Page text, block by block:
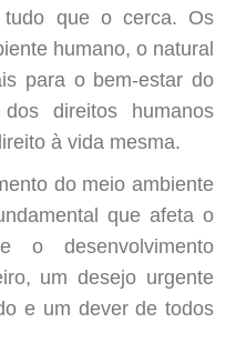
tudo que o cerca. Os
humano, o natural
para o bem-estar do
direitos humanos
à vida mesma.
do meio ambiente
que afeta o
o desenvolvimento
um desejo urgente
e um dever de todos